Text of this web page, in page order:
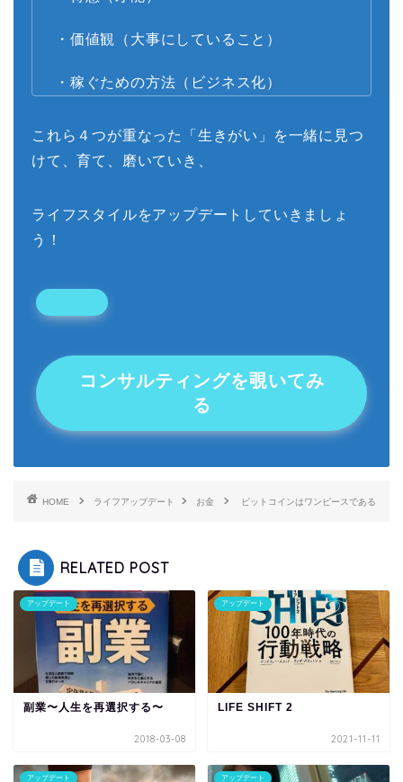
・価値観（大事にしていること）
・稼ぐための方法（ビジネス化）
これら４つが重なった「生きがい」を一緒に見つ
けて、育て、磨いていき、
ライフスタイルをアップデートしていきましょ
う！
コンサルティングを覗いてみ
る
HOME ライフアップデート お金 ビットコインはワンピースである
RELATED POST
アップデート
副業〜人生を再選択する〜
2018-03-08
アップデート
LIFE SHIFT 2
2021-11-11
アップデート アップデート